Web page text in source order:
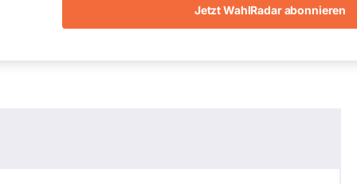
Jetzt WahlRadar abonnieren